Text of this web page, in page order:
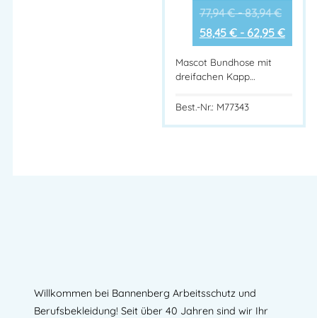
77,94€-83,94€
58,45 €- 62,95 €
Mascot Bundhose mit
dreifachen Kapp…
Best.-Nr.: M77343
Willkommen bei Bannenberg Arbeitsschutz und
Berufsbekleidung! Seit über 40 Jahren sind wir Ihr